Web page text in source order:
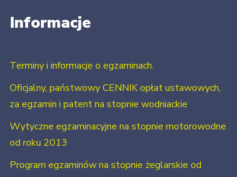
Informacje
Terminy i informacje o egzaminach.
Oficjalny, państwowy CENNIK opłat ustawowych,
za egzamin i patent na stopnie wodniackie
Wytyczne egzaminacyjne na stopnie motorowodne
od roku 2013
Program egzaminów na stopnie żeglarskie od